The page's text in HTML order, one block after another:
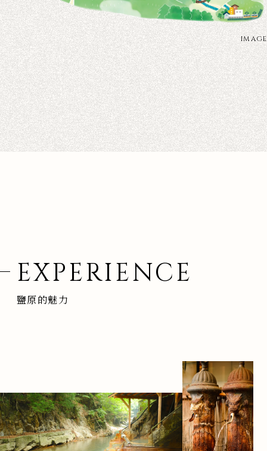
IMAGE
EXPERIENCE
鹽原的魅力